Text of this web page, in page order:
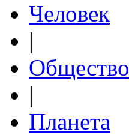
Человек
|
Общество
|
Планета